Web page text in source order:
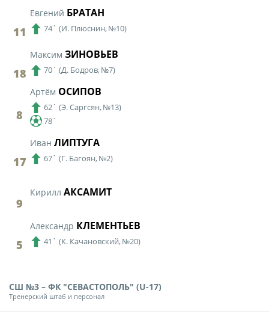
11
Евгений БРАТАН
74` (И. Плюснин, №10)
18
Максим ЗИНОВЬЕВ
70` (Д. Бодров, №7)
8
Артём ОСИПОВ
62` (Э. Саргсян, №13)
78`
17
Иван ЛИПТУГА
67` (Г. Багоян, №2)
9
Кирилл АКСАМИТ
5
Александр КЛЕМЕНТЬЕВ
41` (К. Качановский, №20)
СШ №3 – ФК "СЕВАСТОПОЛЬ" (U-17)
Тренерский штаб и персонал